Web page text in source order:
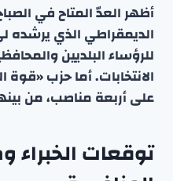
أظهر العدّ المتاح في
للرؤساء البلديين
الانتخابات. أما حزب
على أربعة مناصب، من
توقعات الخبراء